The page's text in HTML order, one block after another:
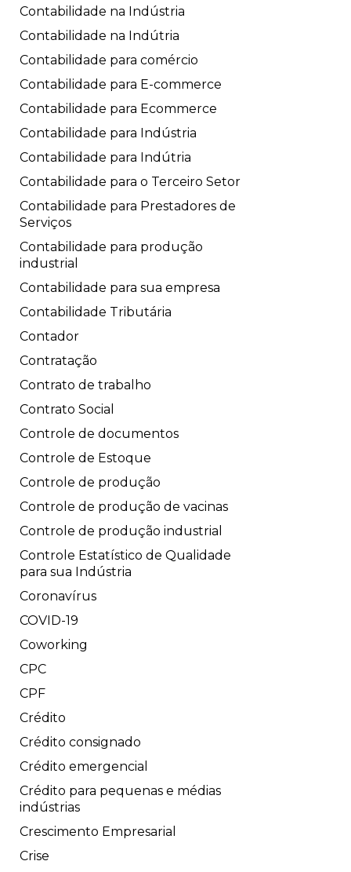
Contabilidade na Indústria
Contabilidade na Indútria
Contabilidade para comércio
Contabilidade para E-commerce
Contabilidade para Ecommerce
Contabilidade para Indústria
Contabilidade para Indútria
Contabilidade para o Terceiro Setor
Contabilidade para Prestadores de
Serviços
Contabilidade para produção
industrial
Contabilidade para sua empresa
Contabilidade Tributária
Contador
Contratação
Contrato de trabalho
Contrato Social
Controle de documentos
Controle de Estoque
Controle de produção
Controle de produção de vacinas
Controle de produção industrial
Controle Estatístico de Qualidade
para sua Indústria
Coronavírus
COVID-19
Coworking
CPC
CPF
Crédito
Crédito consignado
Crédito emergencial
Crédito para pequenas e médias
indústrias
Crescimento Empresarial
Crise